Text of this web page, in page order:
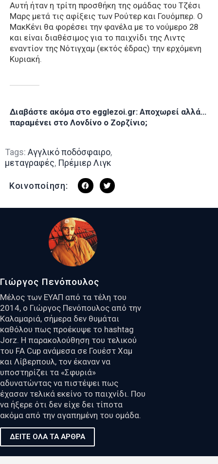
Αυτή ήταν η τρίτη προσθήκη της ομάδας του Τζέσι
Μαρς μετά τις αφίξεις των Ρούτερ και Γουόμπερ. Ο
ΜακΚένι θα φορέσει την φανέλα με το νούμερο 28
και είναι διαθέσιμος για το παιχνίδι της Λιντς
εναντίον της Νότιγχαμ (εκτός έδρας) την ερχόμενη
Κυριακή.
Διαβάστε ακόμα στο egglezoi.gr: Αποχωρεί αλλά…
παραμένει στο Λονδίνο ο Ζορζίνιο;
Tags: Αγγλικό ποδόσφαιρο,
μεταγραφές, Πρέμιερ Λιγκ
Κοινοποίηση:
Γιώργος Πενόπουλος
Μέλος των ΕΥΑΠ από τα τέλη του
2014, ο Γιώργος Πενόπουλος από την
Καλαμαριά, σήμερα δεν θυμάται
καθόλου πως προέκυψε το hashtag
Jorz. Η παρακολούθηση του τελικού
του FA Cup ανάμεσα σε Γουέστ Χαμ
και Λίβερπουλ, τον έκαναν να
υποστηρίζει τα «Σφυριά»
αδυνατώντας να πιστέψει πως
έχασαν τελικά εκείνο το παιχνίδι. Που
να ήξερε ότι δεν είχε δει τίποτα
ακόμα από την αγαπημένη του ομάδα.
ΔΕΙΤΕ ΟΛΑ ΤΑ ΑΡΘΡΑ